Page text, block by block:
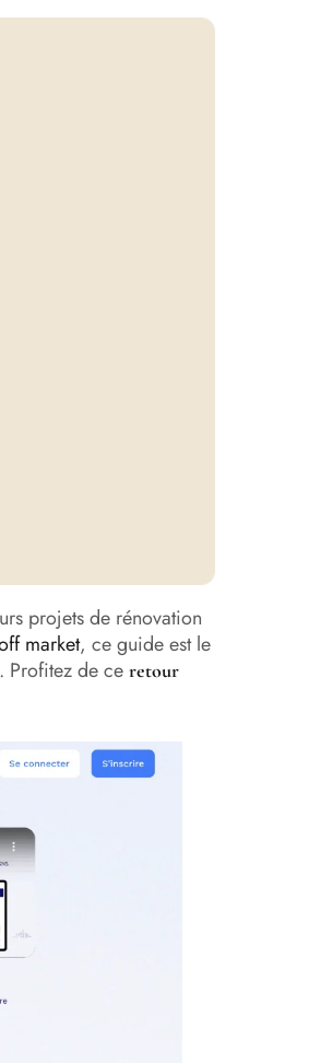
projets de rénovation
market, ce guide est le
Profitez de ce retour